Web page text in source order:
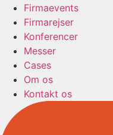
Firmaevents
Firmarejser
Konferencer
Messer
Cases
Om os
Kontakt os